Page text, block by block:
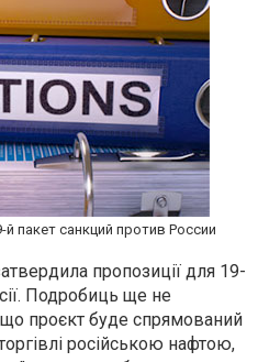
пакет санкций против России
пропозиції для 19-
Подробиць ще не
проєкт буде спрямований
російською нафтою,